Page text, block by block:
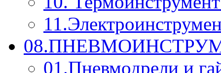
01.Пневмодрели и